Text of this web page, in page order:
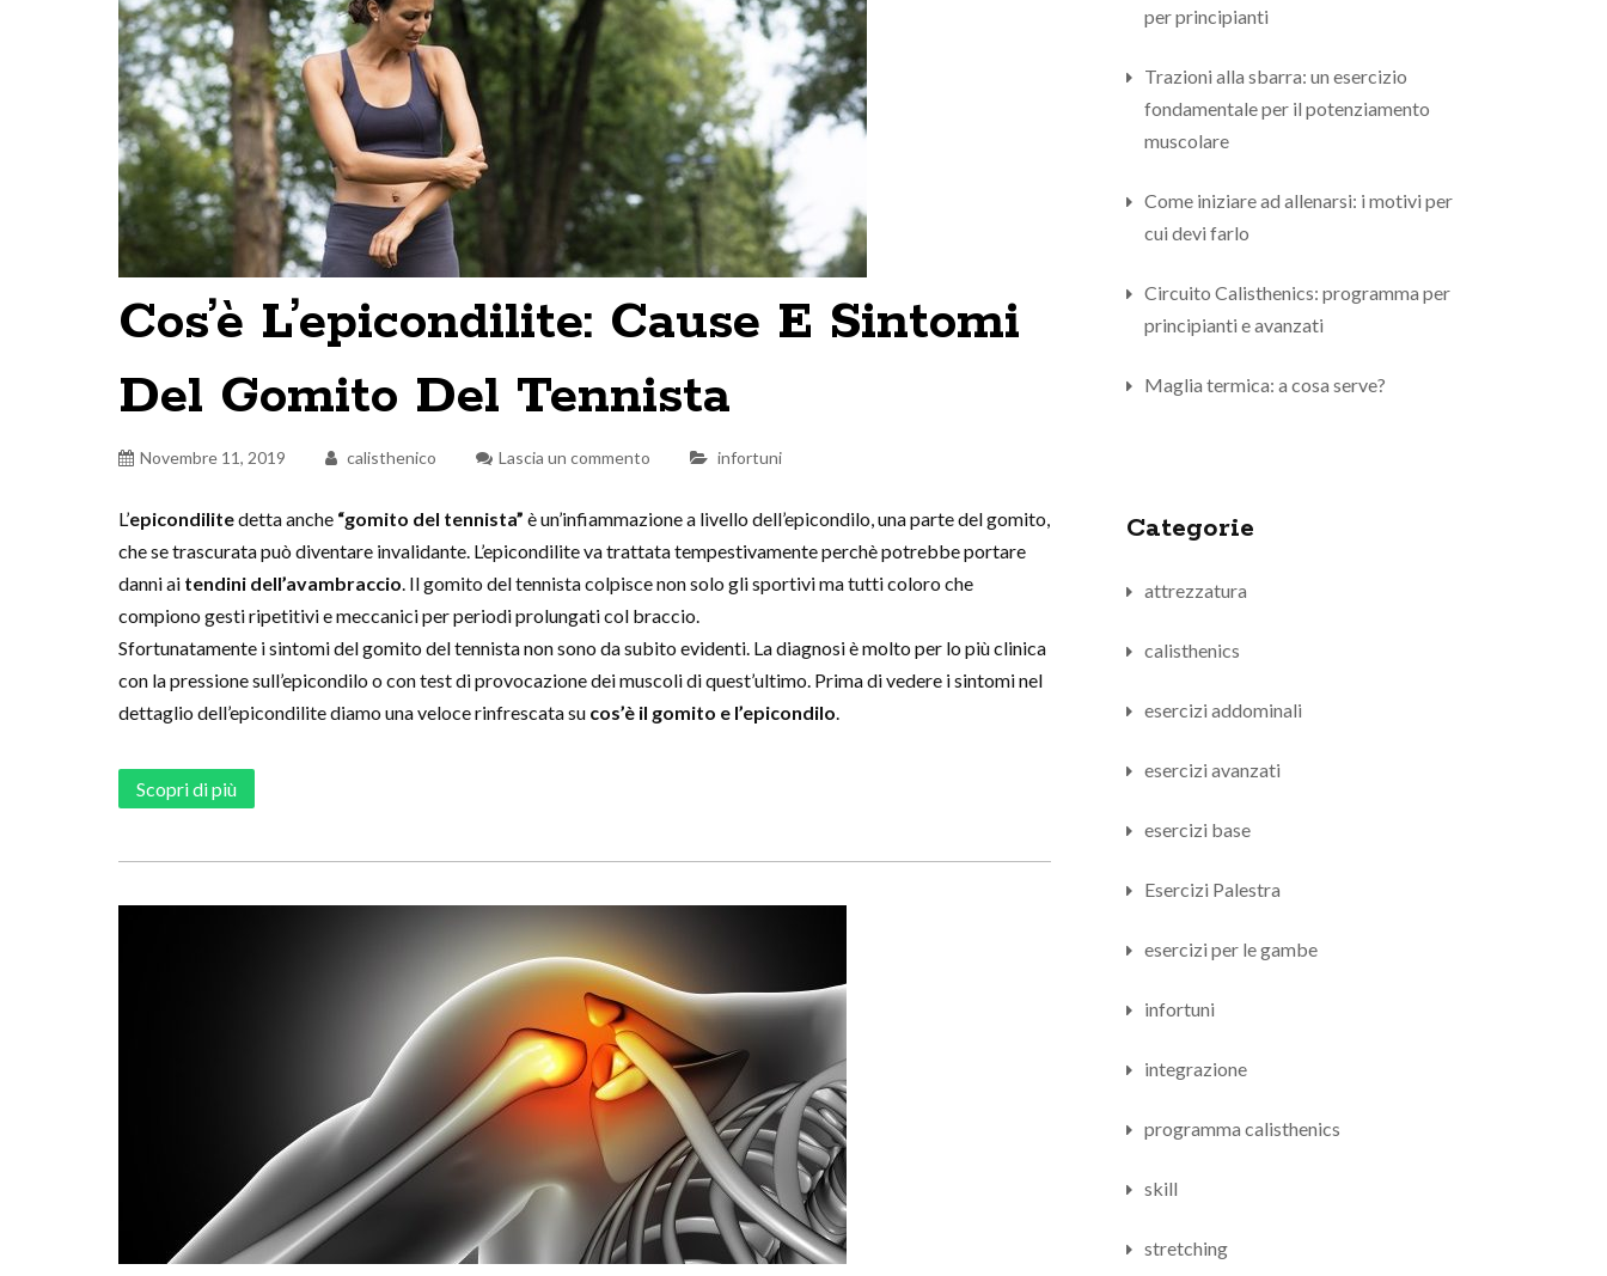
Cos’è L’epicondilite: Cause E Sintomi
Del Gomito Del Tennista
Novembre 11, 2019 calisthenico Lascia un commento infortuni
L’epicondilitedetta anche “gomito del tennista” è un’infiammazione a livello dell’epicondilo, una parte del gomito,
che se trascurata può diventare invalidante. L’epicondilite va trattata tempestivamente perchè potrebbe portare
danni ai tendini dell’avambraccio. Il gomito del tennista colpisce non solo gli sportivi ma tutti coloro che
compiono gesti ripetitivi e meccanici per periodi prolungati col braccio.
Sfortunatamente i sintomi del gomito del tennista non sono da subito evidenti. La diagnosi è molto per lo più clinica
con la pressione sull’epicondilo o con test di provocazione dei muscoli di quest’ultimo. Prima di vedere i sintomi nel
dettaglio dell’epicondilite diamo una veloce rinfrescata su cos’è il gomito e l’epicondilo.
Scopri di più
per principianti
Trazioni alla sbarra: un esercizio
fondamentale per il potenziamento
muscolare
Come iniziare ad allenarsi: i motivi per
cui devi farlo
Circuito Calisthenics: programma per
principianti e avanzati
Maglia termica: a cosa serve?
Categorie
attrezzatura
calisthenics
esercizi addominali
esercizi avanzati
esercizi base
Esercizi Palestra
esercizi per le gambe
infortuni
integrazione
programma calisthenics
skill
stretching